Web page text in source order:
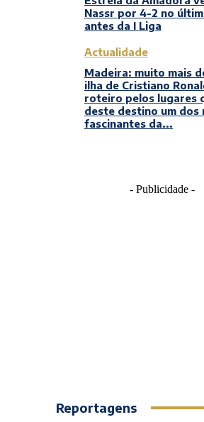
Nassr por 4-2 no
antes da I Liga
Actualidade
Madeira: muito mais
ilha de Cristiano
roteiro pelos lugares
deste destino um dos
fascinantes da...
- Publicidade -
Reportagens